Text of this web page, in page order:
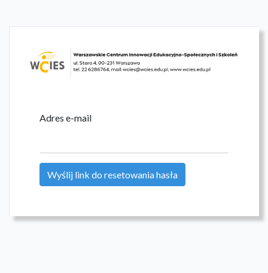
Adres e-mail
Wyślij link do resetowania hasła